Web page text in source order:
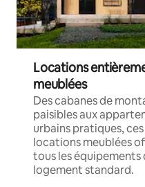
Locations
meublées
Des cabanes de
paisibles aux
urbains pratiques, ces
locations meublées
tous les équipements
logement standard.